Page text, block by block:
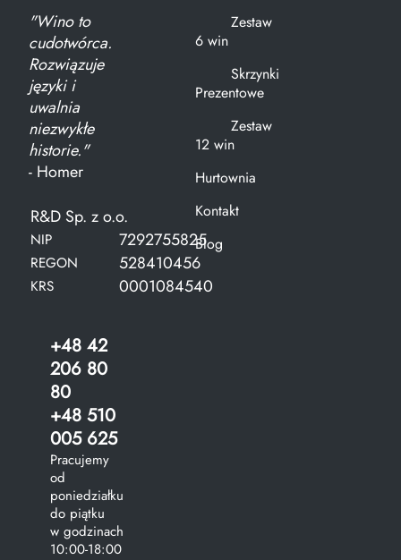
"Wino to
cudotwórca.
Rozwiązuje
języki i
uwalnia
niezwykłe
historie."
- Homer
R&D Sp. z o.o.
NIP 7292755825
REGON 528410456
KRS 0001084540
+48 42
206 80
80
+48 510
005 625
Pracujemy
od
poniedziałku
do piątku
w godzinach
10:00-18:00
Zestaw
6 win
Skrzynki
Prezentowe
Zestaw
12 win
Hurtownia
Kontakt
Blog